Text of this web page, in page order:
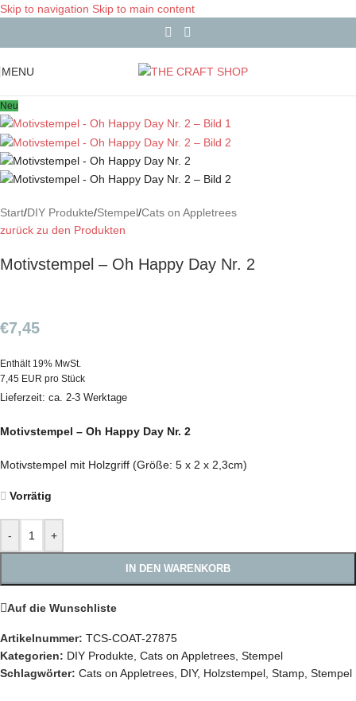
Skip to navigation Skip to main content
MENU
Neu
Start/DIY Produkte/Stempel/Cats on Appletrees
zurück zu den Produkten
Motivstempel – Oh Happy Day Nr. 2
€7,45
Enthält 19% MwSt.
7,45 EUR pro Stück
Lieferzeit: ca. 2-3 Werktage
Motivstempel – Oh Happy Day Nr. 2
Motivstempel mit Holzgriff (Größe: 5 x 2 x 2,3cm)
Vorrätig
- +
IN DEN WARENKORB
Auf die Wunschliste
Artikelnummer: TCS-COAT-27875
Kategorien: DIY Produkte Cats on Appletrees Stempel
Schlagwörter: Cats on Appletrees DIY, Holzstempel Stamp Stempel